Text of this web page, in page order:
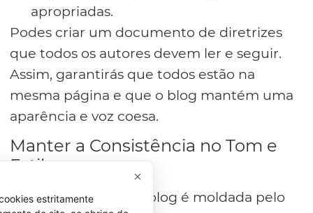
apropriadas.
Podes criar um documento de diretrizes
que todos os autores devem ler e seguir.
Assim, garantirás que todos estão na
mesma página e que o blog mantém uma
aparência e voz coesa.
Manter a Consistência no Tom e
Estilo
A identidade do teu blog é moldada pelo
estritamente